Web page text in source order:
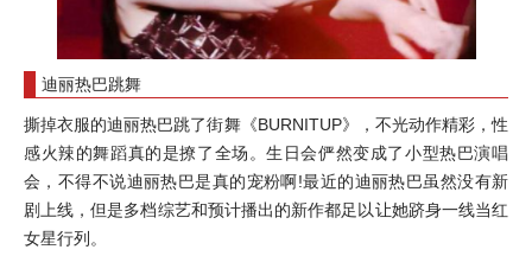
迪丽热巴跳舞
撕掉衣服的迪丽热巴跳了街舞《BURNITUP》，不光动作精彩，性
感火辣的舞蹈真的是撩了全场。生日会俨然变成了小型热巴演唱
会，不得不说迪丽热巴是真的宠粉啊!最近的迪丽热巴虽然没有新
剧上线，但是多档综艺和预计播出的新作都足以让她跻身一线当红
女星行列。